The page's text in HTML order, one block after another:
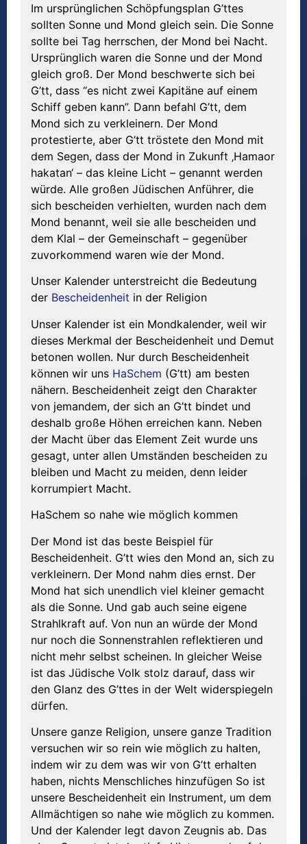
Im ursprünglichen Schöpfungsplan G’ttes
sollten Sonne und Mond gleich sein. Die Sonne
sollte bei Tag herrschen, der Mond bei Nacht.
Ursprünglich waren die Sonne und der Mond
gleich groß. Der Mond beschwerte sich bei
G’tt, dass “es nicht zwei Kapitäne auf einem
Schiff geben kann”. Dann befahl G’tt, dem
Mond sich zu verkleinern. Der Mond
protestierte, aber G’tt tröstete den Mond mit
dem Segen, dass der Mond in Zukunft ‚Hamaor
hakatan‘ – das kleine Licht – genannt werden
würde. Alle großen Jüdischen Anführer, die
sich bescheiden verhielten, wurden nach dem
Mond benannt, weil sie alle bescheiden und
dem Klal – der Gemeinschaft – gegenüber
zuvorkommend waren wie der Mond.
Unser Kalender unterstreicht die Bedeutung
der Bescheidenheit in der Religion
Unser Kalender ist ein Mondkalender, weil wir
dieses Merkmal der Bescheidenheit und Demut
betonen wollen. Nur durch Bescheidenheit
können wir uns HaSchem (G’tt) am besten
nähern. Bescheidenheit zeigt den Charakter
von jemandem, der sich an G’tt bindet und
deshalb große Höhen erreichen kann. Neben
der Macht über das Element Zeit wurde uns
gesagt, unter allen Umständen bescheiden zu
bleiben und Macht zu meiden, denn leider
korrumpiert Macht.
HaSchem so nahe wie möglich kommen
Der Mond ist das beste Beispiel für
Bescheidenheit. G’tt wies den Mond an, sich zu
verkleinern. Der Mond nahm dies ernst. Der
Mond hat sich unendlich viel kleiner gemacht
als die Sonne. Und gab auch seine eigene
Strahlkraft auf. Von nun an würde der Mond
nur noch die Sonnenstrahlen reflektieren und
nicht mehr selbst scheinen. In gleicher Weise
ist das Jüdische Volk stolz darauf, dass wir
den Glanz des G’ttes in der Welt widerspiegeln
dürfen.
Unsere ganze Religion, unsere ganze Tradition
versuchen wir so rein wie möglich zu halten,
indem wir zu dem was wir von G’tt erhalten
haben, nichts Menschliches hinzufügen So ist
unsere Bescheidenheit ein Instrument, um dem
Allmächtigen so nahe wie möglich zu kommen.
Und der Kalender legt davon Zeugnis ab. Das